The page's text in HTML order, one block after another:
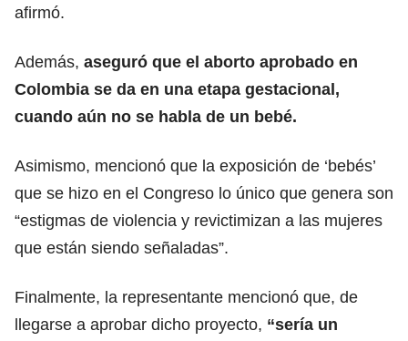
afirmó.
Además, aseguró que el aborto aprobado en
Colombia se da en una etapa gestacional,
cuando aún no se habla de un bebé.
Asimismo, mencionó que la exposición de ‘bebés’
que se hizo en el Congreso lo único que genera son
“estigmas de violencia y revictimizan a las mujeres
que están siendo señaladas”.
Finalmente, la representante mencionó que, de
llegarse a aprobar dicho proyecto, “sería un